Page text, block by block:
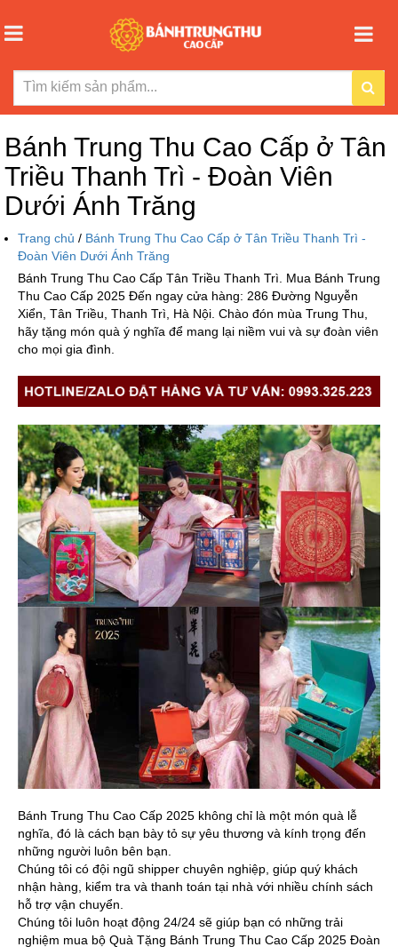
Bánh Trung Thu Cao Cấp ở Tân
Triều Thanh Trì - Đoàn Viên
Dưới Ánh Trăng
Trang chủ / Bánh Trung Thu Cao Cấp ở Tân Triều Thanh Trì -
Đoàn Viên Dưới Ánh Trăng
Bánh Trung Thu Cao Cấp Tân Triều Thanh Trì. Mua Bánh Trung
Thu Cao Cấp 2025 Đến ngay cửa hàng: 286 Đường Nguyễn
Xiển, Tân Triều, Thanh Trì, Hà Nội. Chào đón mùa Trung Thu,
hãy tặng món quà ý nghĩa để mang lại niềm vui và sự đoàn viên
cho mọi gia đình.
Bánh Trung Thu Cao Cấp 2025 không chỉ là một món quà lễ
nghĩa, đó là cách bạn bày tỏ sự yêu thương và kính trọng đến
những người luôn bên bạn.
Chúng tôi có đội ngũ shipper chuyên nghiệp, giúp quý khách
nhận hàng, kiểm tra và thanh toán tại nhà với nhiều chính sách
hỗ trợ vận chuyển.
Chúng tôi luôn hoạt động 24/24 sẽ giúp bạn có những trải
nghiệm mua bộ Quà Tặng Bánh Trung Thu Cao Cấp 2025 Đoàn